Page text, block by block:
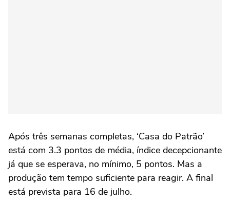
Após três semanas completas, ‘Casa do Patrão’
está com 3.3 pontos de média, índice decepcionante
já que se esperava, no mínimo, 5 pontos. Mas a
produção tem tempo suficiente para reagir. A final
está prevista para 16 de julho.